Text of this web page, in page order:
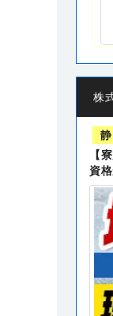
株
【
資